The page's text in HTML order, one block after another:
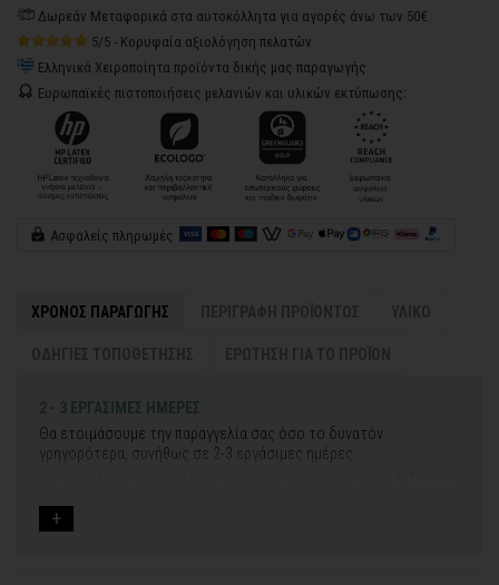
Δωρεάν Μεταφορικά στα αυτοκόλλητα για αγορές άνω των 50€
5/5 - Κορυφαία αξιολόγηση πελατών
Ελληνικά Χειροποίητα προϊόντα δικής μας παραγωγής
Ευρωπαϊκές πιστοποιήσεις μελανιών και υλικών εκτύπωσης:
Ασφαλείς πληρωμές
ΧΡΟΝΟΣ ΠΑΡΑΓΩΓΗΣ
2 - 3 ΕΡΓΑΣΙΜΕΣ ΗΜΕΡΕΣ
Θα ετοιμάσουμε την παραγγελία σας όσο το δυνατόν
γρηγορότερα, συνήθως σε 2-3 εργάσιμες ημέρες.
Εάν η αποστολή πραγματοποιείται κατά τη διάρκεια μεγάλων